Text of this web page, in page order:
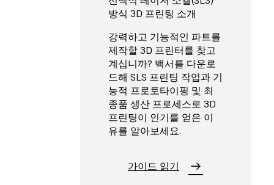
방식 3D 프린팅 소개
강력하고 기능적인 파트를
제작할 3D 프린터를 찾고
계십니까? 백서를 다운로
드해 SLS 프린팅 작업과 기
능적 프로토타이핑 및 최
종품 생산 프로세스로 3D
프린팅이 인기를 얻은 이
유를 알아보세요.
가이드 읽기